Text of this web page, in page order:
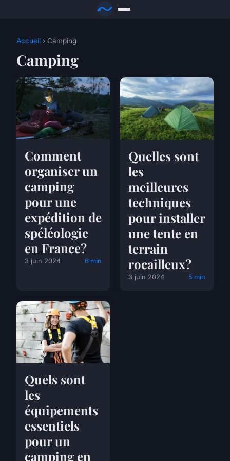
Accueil › Camping
Camping
Comment
organiser un
camping
pour une
expédition de
spéléologie
en France?
3 juin 2024 6 min
Quelles sont
les
meilleures
techniques
pour installer
une tente en
terrain
rocailleux?
3 juin 2024 5 min
Quels sont
les
équipements
essentiels
pour un
camping en